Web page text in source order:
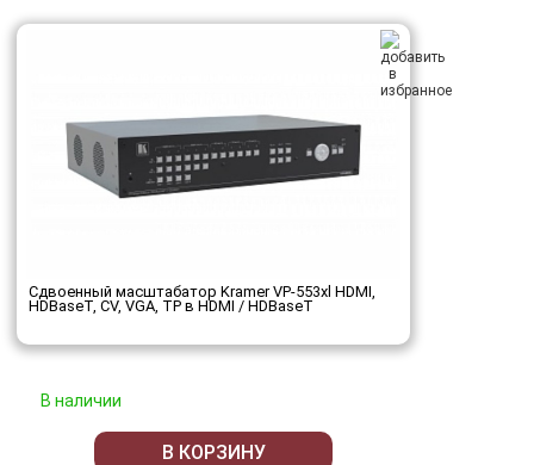
Сдвоенный масштабатор Kramer VP-553xl HDMI,
HDBaseT, CV, VGA, TP в HDMI / HDBaseT
В наличии
В КОРЗИНУ